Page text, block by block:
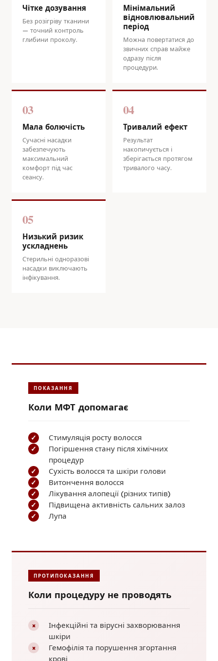
Чітке дозування
Без розігріву тканини
— точний контроль
глибини проколу.
Мінімальний
відновлювальний
період
Можна повертатися до
звичних справ майже
одразу після
процедури.
03
Мала болючість
Сучасні насадки
забезпечують
максимальний
комфорт під час
сеансу.
04
Тривалий ефект
Результат
накопичується і
зберігається протягом
тривалого часу.
05
Низький ризик
ускладнень
Стерильні одноразові
насадки виключають
інфікування.
ПОКАЗАННЯ
Коли МФТ допомагає
✓ Стимуляція росту волосся
✓
Погіршення стану після хімічних
процедур
✓ Сухість волосся та шкіри голови
✓ Витончення волосся
✓ Лікування алопеції (різних типів)
✓ Підвищена активність сальних залоз
✓ Лупа
ПРОТИПОКАЗАННЯ
Коли процедуру не проводять
×
Інфекційні та вірусні захворювання
шкіри
×
Гемофілія та порушення згортання
крові